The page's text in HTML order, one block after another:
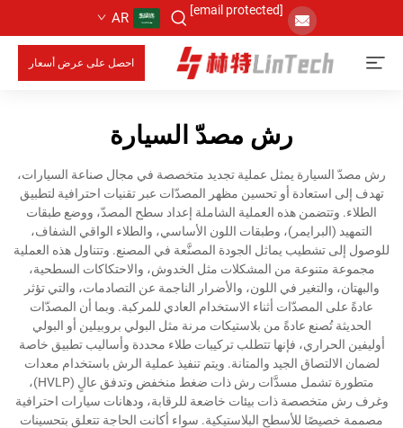
[email protected]
AR
احصل على عرض أسعار
رش مصدّ السيارة
رش مصدّ السيارة يمثل عملية تجديد متخصصة في مجال صناعة السيارات،
تهدف إلى استعادة أو تحسين مظهر المصدّات عبر تقنيات احترافية لتطبيق
الطلاء. وتتضمن هذه العملية الشاملة إعداد سطح المصدّ، ووضع طبقات
التمهيد (البرايمر)، وطبقات اللون الأساسي، والطلاء الواقي الشفاف،
للوصول إلى تشطيب يماثل الجودة المصنَّعة في المصنع. وتتناول هذه العملية
مجموعة متنوعة من المشكلات مثل الخدوش، والاحتكاكات السطحية،
والبهتان، والتغير في اللون، والأضرار الناجمة عن التصادمات، والتي تؤثر
عادةً على المصدّات أثناء الاستخدام العادي للمركبة. وبما أن المصدّات
الحديثة تُصنع عادةً من بلاستيكات مرنة مثل البولي بروبيلين أو البولي
أوليفين الحراري، فإنها تتطلب تركيبات طلاء محددة وأساليب تطبيق خاصة
لضمان الالتصاق الجيد والمتانة. ويتم تنفيذ عملية الرش باستخدام معدات
متطورة تشمل مسدَّات رش ذات ضغط منخفض وتدفق عالٍ (HVLP)،
وغرف رش متخصصة ذات بيئات خاضعة للرقابة، ودهانات سيارات احترافية
مصممة خصيصًا للأسطح البلاستيكية. سواء أكانت الحاجة تتعلق بتحسينات